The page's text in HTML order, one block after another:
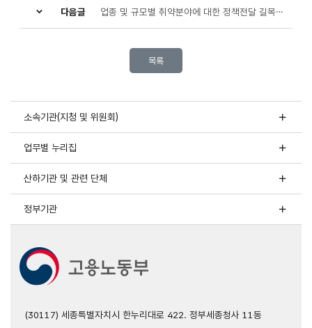
개선으로
사각지대
해소
목
표
격차
일터
조성을
위한
예방
규율
다음글 업종 및 규모별 취약분야에 대한 정책전달 길목 확보전략으로 촘촘한 산재예방 지원
목록
소속기관(지청 및 위원회)
업무별 누리집
산하기관 및 관련 단체
정부기관
(30117) 세종특별자치시 한누리대로 422. 정부세종청사 11동